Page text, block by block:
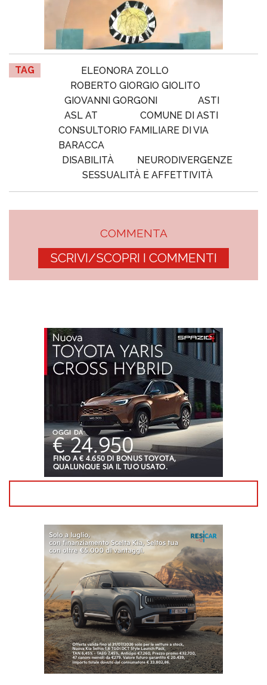
TAG
ELEONORA ZOLLO
ROBERTO GIORGIO GIOLITO
GIOVANNI GORGONI
ASTI
ASL AT
COMUNE DI ASTI
CONSULTORIO FAMILIARE DI VIA
BARACCA
DISABILITÀ
NEURODIVERGENZE
SESSUALITÀ E AFFETTIVITÀ
COMMENTA
SCRIVI/SCOPRI I COMMENTI